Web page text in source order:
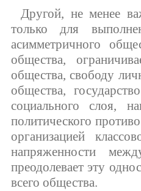
Другой, не менее
только для
асимметричного
общества,
общества, свободу
общества,
социального слоя,
политического
организацией
напряженности
преодолевает эту
всего общества.